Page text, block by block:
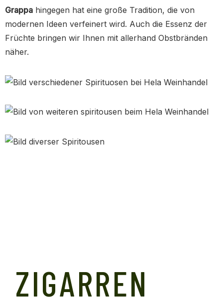
Grappa hingegen hat eine große Tradition, die von
modernen Ideen verfeinert wird. Auch die Essenz der
Früchte bringen wir Ihnen mit allerhand Obstbränden
näher.
ZIGARREN